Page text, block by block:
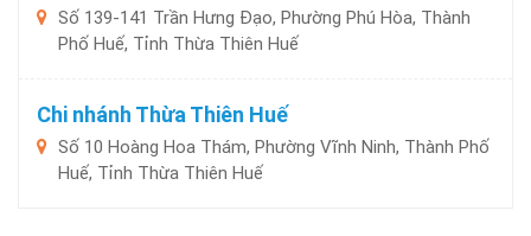
Số 139-141 Trần Hưng Đạo, Phường Phú Hòa, Thành
Phố Huế, Tỉnh Thừa Thiên Huế
Chi nhánh Thừa Thiên Huế
Số 10 Hoàng Hoa Thám, Phường Vĩnh Ninh, Thành Phố
Huế, Tỉnh Thừa Thiên Huế